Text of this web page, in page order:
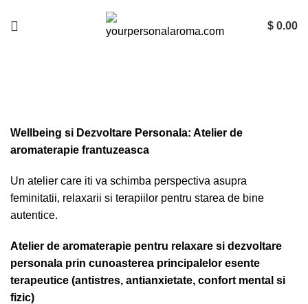
$ 0.00
Wellbeing si Dezvoltare Personala: Atelier de
aromaterapie frantuzeasca
Un atelier care iti va schimba perspectiva asupra
feminitatii, relaxarii si terapiilor pentru starea de bine
autentice.
Atelier de aromaterapie pentru relaxare si dezvoltare
personala prin cunoasterea principalelor esente
terapeutice (antistres, antianxietate, confort mental si
fizic)